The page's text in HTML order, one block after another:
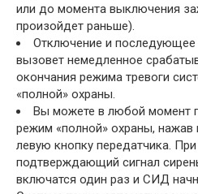
или до момента выключения
произойдет раньше).
Отключение и последующее
вызовет немедленное
окончания режима тревоги
«полной» охраны.
Вы можете в любой момент
режим «полной» охраны, нажав
левую кнопку передатчика.
подтверждающий сигнал
включатся один раз и СИД